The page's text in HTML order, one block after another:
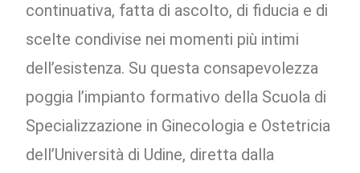
continuativa, fatta di ascolto, di fiducia e di
scelte condivise nei momenti più intimi
dell’esistenza. Su questa consapevolezza
poggia l’impianto formativo della Scuola di
Specializzazione in Ginecologia e Ostetricia
dell’Università di Udine, diretta dalla